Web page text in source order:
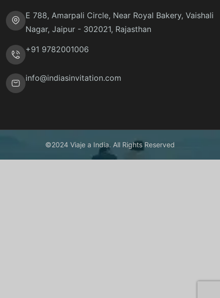
E 788, Amarpali Circle, Near Royal Bakery, Vaishali
Nagar, Jaipur - 302021, Rajasthan
+91 9782001006
info@indiasinvitation.com
©2024 Viaje a India. All Rights Reserved